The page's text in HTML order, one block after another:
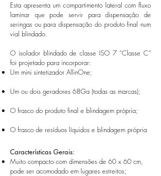
Esta apresenta um compartimento lateral com fluxo
laminar que pode servir para dispensação de
seringas ou para dispensação do produto final num
vial blindado.
O isolador blindado de classe ISO 7 “Classe C”
foi projetado para incorporar:
Um mini sintetizador AllinOne;
Um ou dois geradores 68Ga (todas as marcas);
O frasco do produto final e blindagem própria;
O frasco de resíduos líquidos e blindagem própria
Características Gerais:
Muito compacto com dimensões de 60 x 60 cm,
pode ser acomodado em lugares estreitos;